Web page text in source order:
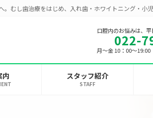
むし歯治療をはじめ、入れ歯・ホワイトニング・小
口腔内のお悩みは、
022-
月～金 10：00～
内 スタッフ紹介
STAFF